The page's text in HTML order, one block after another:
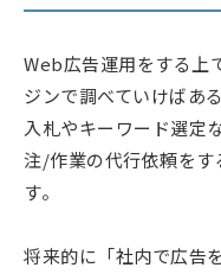
Web広告運用をする上
ジンで調べていけばあ
入札やキーワード選定
注/作業の代行依頼をす
す。
将来的に「社内で広告